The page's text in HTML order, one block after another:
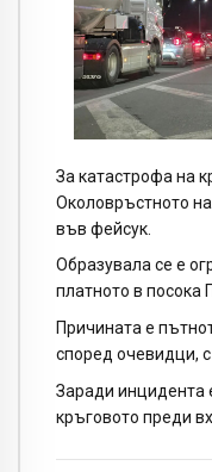
За катастрофа на
Околовръстното
във фейсук.
Образувала се е
платното в посока
Причината е
според очевидци,
Заради инцидента
кръговото преди